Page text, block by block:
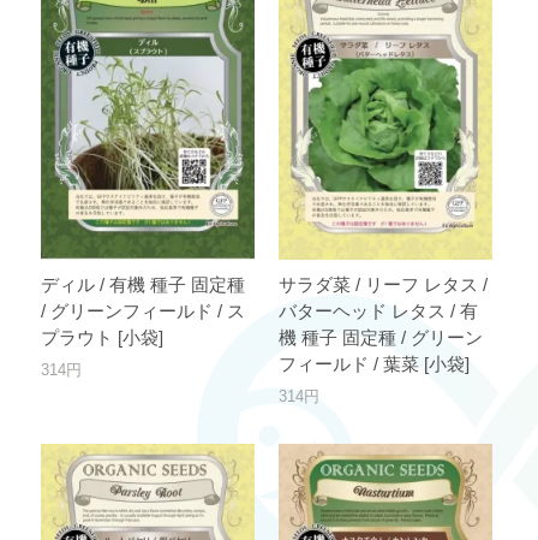
ディル / 有機 種子 固定種
/ グリーンフィールド / ス
プラウト [小袋]
314円
サラダ菜 / リーフ レタス /
バターヘッド レタス / 有
機 種子 固定種 / グリーン
フィールド / 葉菜 [小袋]
314円